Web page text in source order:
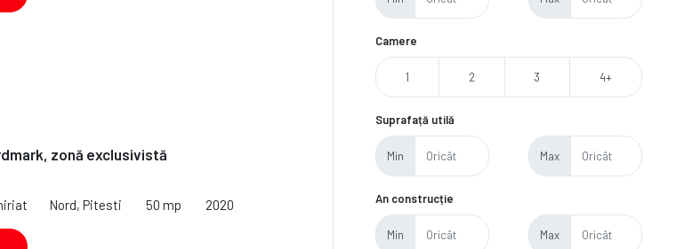
zonă exclusivistă
Nord, Pitesti 50 mp 2020
Camere
1 2 3 4+
Suprafață utilă
Min Max
An construcție
Min Max